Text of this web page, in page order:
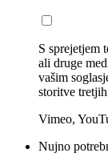
S sprejetjem
ali druge
vašim
storitve
Vimeo,
Nujno